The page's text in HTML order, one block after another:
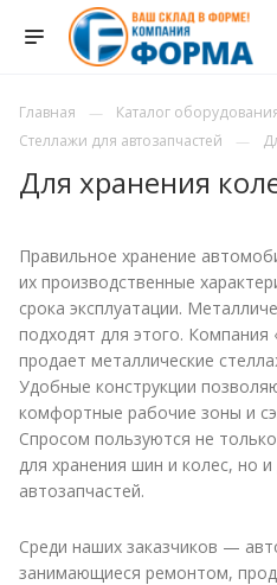
Главная
Каталог
Стеллажи для автозапчастей
Для хранения
Правильное хранение
их производственные
срока эксплуатации.
подходят для этого.
продает металлические
Удобные конструкции
комфортные рабочие зоны и
Спросом пользуются не
для хранения шин и колес, но и
автозапчастей.
Среди наших заказчиков —
занимающиеся ремонтом,